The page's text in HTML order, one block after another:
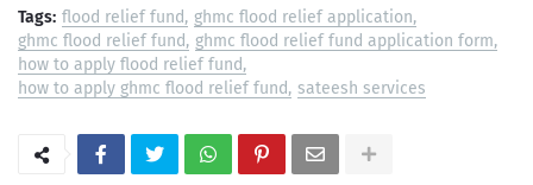
Tags: flood relief fund ghmc flood relief application
ghmc flood relief fund ghmc flood relief fund application form
how to apply flood relief fund
how to apply ghmc flood relief fund
sateesh services